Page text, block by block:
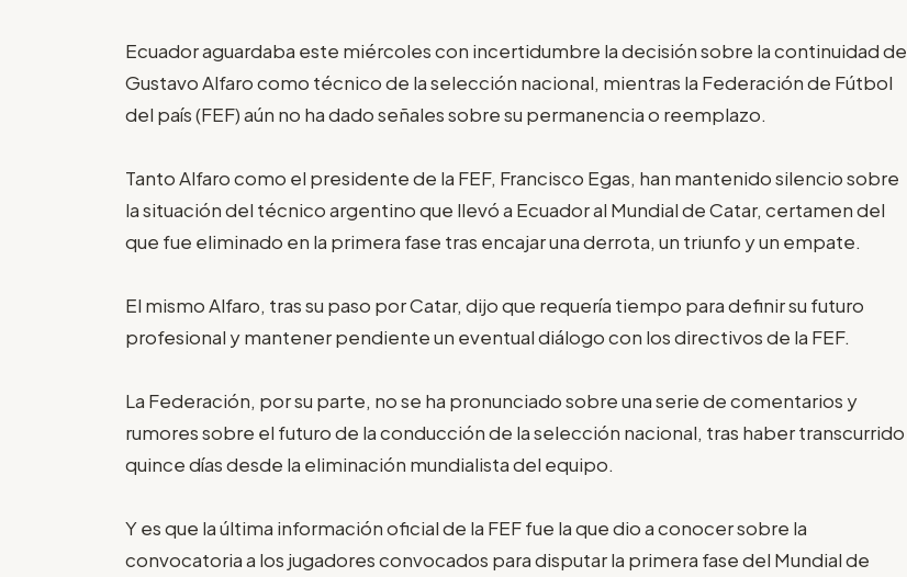
Ecuador aguardaba este miércoles con incertidumbre la decisión sobre la continuidad de
Gustavo Alfaro como técnico de la selección nacional, mientras la Federación de Fútbol
del país (FEF) aún no ha dado señales sobre su permanencia o reemplazo.
Tanto Alfaro como el presidente de la FEF, Francisco Egas, han mantenido silencio sobre
la situación del técnico argentino que llevó a Ecuador al Mundial de Catar, certamen del
que fue eliminado en la primera fase tras encajar una derrota, un triunfo y un empate.
El mismo Alfaro, tras su paso por Catar, dijo que requería tiempo para definir su futuro
profesional y mantener pendiente un eventual diálogo con los directivos de la FEF.
La Federación, por su parte, no se ha pronunciado sobre una serie de comentarios y
rumores sobre el futuro de la conducción de la selección nacional, tras haber transcurrido
quince días desde la eliminación mundialista del equipo.
Y es que la última información oficial de la FEF fue la que dio a conocer sobre la
convocatoria a los jugadores convocados para disputar la primera fase del Mundial de